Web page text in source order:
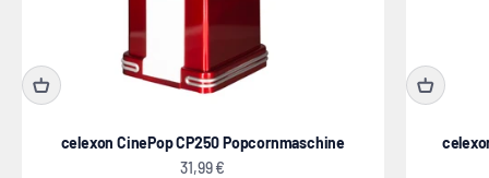
celexon CinePop CP250 Popcornmaschine
Angebot
31,99 €